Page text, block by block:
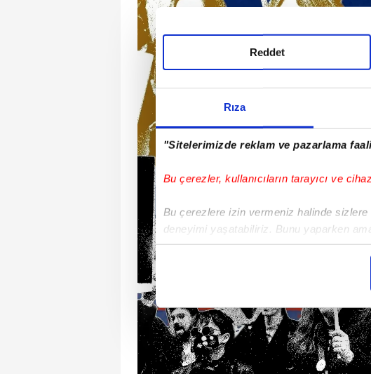
Rıza
"Sitelerimizde reklam ve pazarlama
Bu çerezler, kullanıcıların tarayıcı ve
Bu çerezlere izin vermeniz halinde
deneyimi yaşatabiliriz. Bunu yaparken
içerikleri sunabilmek adına elimizden
Sizlere daha iyi bir hizmet sunabilmek
çerezler vasıtasıyla çeşitli kişisel
amacıyla kullanılmaktadır. Diğer
Reddet